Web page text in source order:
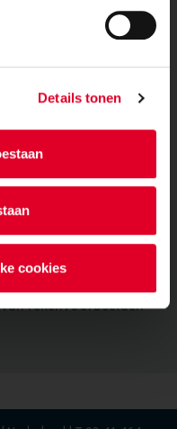
Details tonen
cookies
van een update in
(VNK),
rekenvoorbeelden
blijven